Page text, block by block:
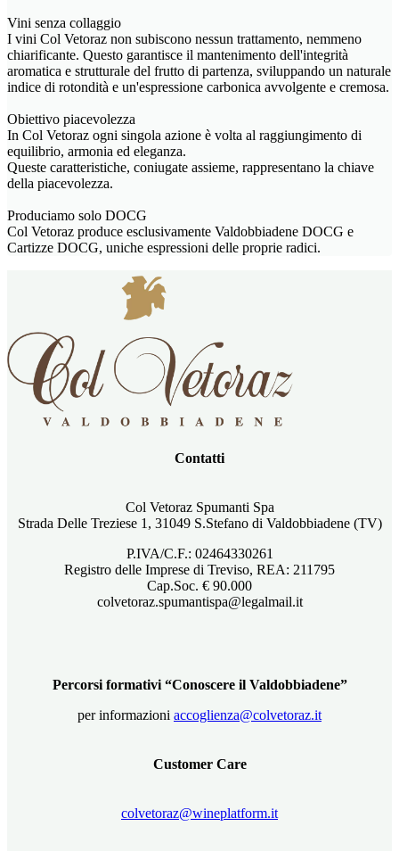
Vini senza collaggio
I vini Col Vetoraz non subiscono nessun trattamento, nemmeno
chiarificante. Questo garantisce il mantenimento dell'integrità
aromatica e strutturale del frutto di partenza, sviluppando un naturale
indice di rotondità e un'espressione carbonica avvolgente e cremosa.
Obiettivo piacevolezza
In Col Vetoraz ogni singola azione è volta al raggiungimento di
equilibrio, armonia ed eleganza.
Queste caratteristiche, coniugate assieme, rappresentano la chiave
della piacevolezza.
Produciamo solo DOCG
Col Vetoraz produce esclusivamente Valdobbiadene DOCG e
Cartizze DOCG, uniche espressioni delle proprie radici.
Contatti
Col Vetoraz Spumanti Spa
Strada Delle Treziese 1, 31049 S.Stefano di Valdobbiadene (TV)
P.IVA/C.F.: 02464330261
Registro delle Imprese di Treviso, REA: 211795
Cap.Soc. € 90.000
colvetoraz.spumantispa@legalmail.it
Percorsi formativi “Conoscere il Valdobbiadene”
per informazioni accoglienza@colvetoraz.it
Customer Care
colvetoraz@wineplatform.it